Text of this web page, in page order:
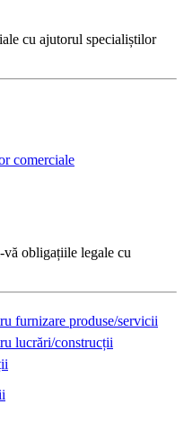
cu ajutorul specialiștilor
comerciale
obligațiile legale cu
furnizare produse/servicii
lucrări/construcții